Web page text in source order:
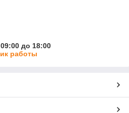
до 18:00
работы